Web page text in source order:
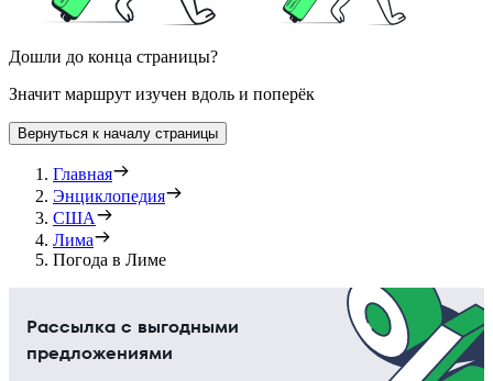
Дошли до конца страницы?
Значит маршрут изучен вдоль и поперёк
Вернуться к началу страницы
Главная
Энциклопедия
США
Лима
Погода в Лиме
Рассылка с выгодными
предложениями